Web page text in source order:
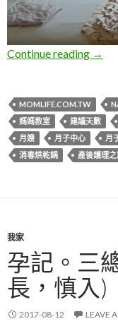
Continue reading 新北
→
MOMLIFE.COM.TW
媽媽教室
建議天數
月嫂
月子中心 月
消毒烘乾鍋
產後護理
我家
孕記。三
長，慎入)
2017-08-12 LEAVE